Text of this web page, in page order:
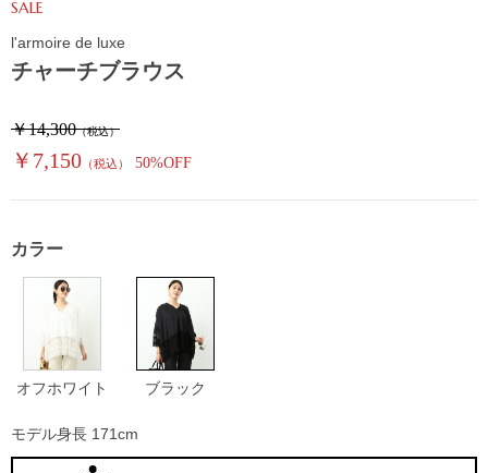
チャーチブラウス
SALE
￥14,300（税込）
￥7,150 （税込） 50%OFF
l'armoire de luxe
カラー
オフホワイト ブラック
モデル身長 171cm